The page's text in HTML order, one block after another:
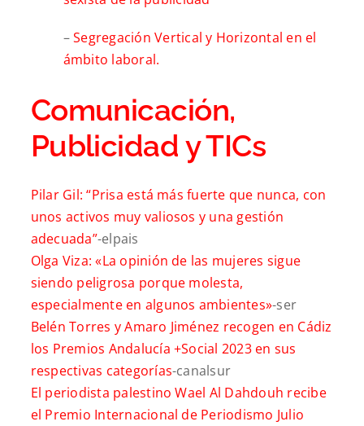
–Segregación Vertical y Horizontal en el
ámbito laboral.
Comunicación,
Publicidad y TICs
Pilar Gil: “Prisa está más fuerte que nunca, con
unos activos muy valiosos y una gestión
adecuada”-elpais
Olga Viza: «La opinión de las mujeres sigue
siendo peligrosa porque molesta,
especialmente en algunos ambientes»-ser
Belén Torres y Amaro Jiménez recogen en Cádiz
los Premios Andalucía +Social 2023 en sus
respectivas categorías-canalsur
El periodista palestino Wael Al Dahdouh recibe
el Premio Internacional de Periodismo Julio